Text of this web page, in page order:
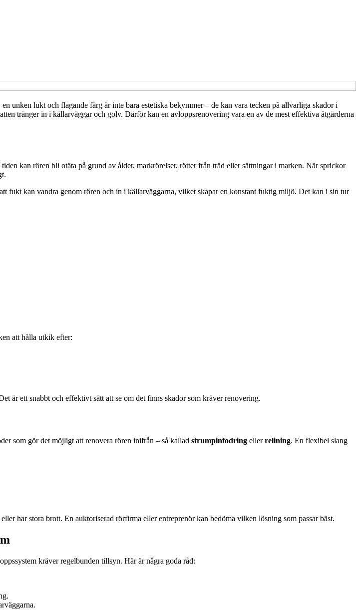
unken lukt och flagande färg är inte bara estetiska bekymmer – de kan vara tecken på allvarliga skador i
tränger in i källarväggar och golv. Därför kan en avloppsrenovering vara en av de mest effektiva åtgärderna
kan rören bli otäta på grund av ålder, markrörelser, rötter från träd eller sättningar i marken. När sprickor
fukt kan vandra genom rören och in i källarväggarna, vilket skapar en konstant fuktig miljö. Det kan i sin tur
att hålla utkik efter:
är ett snabbt och effektivt sätt att se om det finns skador som kräver renovering.
som gör det möjligt att renovera rören inifrån – så kallad strumpinfodring ellerrelining. En flexibel slang
har stora brott. En auktoriserad rörfirma eller entreprenör kan bedöma vilken lösning som passar bäst.
kräver regelbunden tillsyn. Här är några goda råd: